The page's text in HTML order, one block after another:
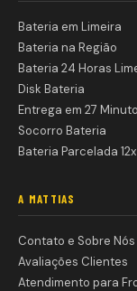
Bateria em Limeira
Bateria na Região
Bateria 24 Horas
Disk Bateria
Entrega em 27
Socorro Bateria
Bateria Parcelada 12x
A MATTIAS
Contato e Sobre Nós
Avaliações Clientes
Atendimento para